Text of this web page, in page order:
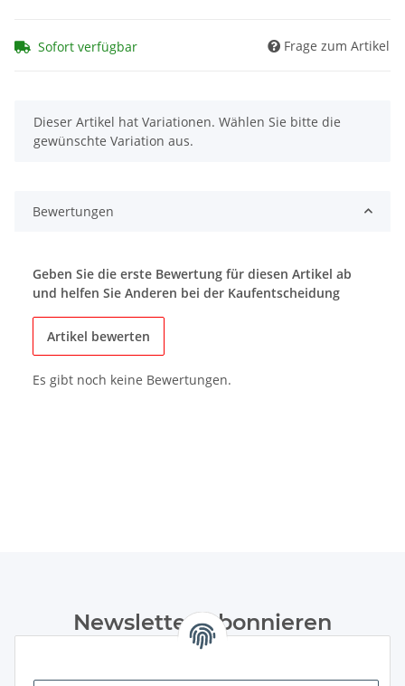
Sofort verfügbar Frage zum Artikel
x
Dieser Artikel hat Variationen. Wählen Sie bitte die
gewünschte Variation aus.
Bewertungen
Geben Sie die erste Bewertung für diesen Artikel ab
und helfen Sie Anderen bei der Kaufentscheidung
Artikel bewerten
Es gibt noch keine Bewertungen.
Newsletter Abonnieren
Datenschutzerklärungregelmäßig und jederzeit widerruflich